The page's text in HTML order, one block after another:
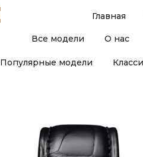
Все модели О нас
Главная
Популярные модели